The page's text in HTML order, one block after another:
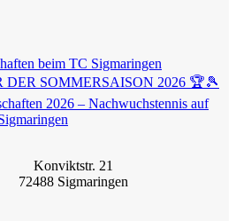
beim TC Sigmaringen
DER SOMMERSAISON 2026 🏆🎾
2026 – Nachwuchstennis auf
Konviktstr. 21
72488 Sigmaringen